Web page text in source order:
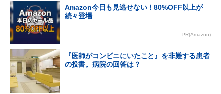
Amazon今日も見逃せない！80%OFF以上が
続々登場
PR(Amazon)
『医師がコンビニにいたこと』を非難する患者
の投書。病院の回答は？